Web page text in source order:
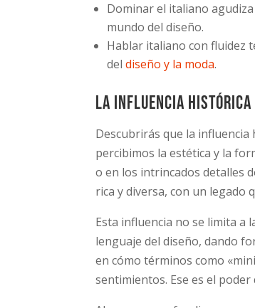
Dominar el italiano
mundo del diseño.
Hablar italiano con fluidez
deldiseño y la moda.
La influencia
Descubrirás que la
percibimos la estética y la
o en los intrincados detalles
rica y diversa, con un legado
Esta influencia no se limita a
lenguaje del diseño, dando
en cómo términos como
sentimientos. Ese es el